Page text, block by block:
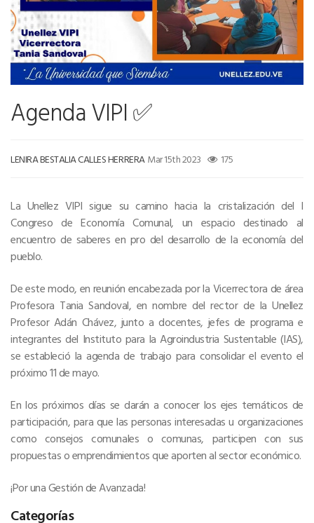
Agenda VIPI ✅
LENIRA BESTALIA CALLES HERRERA Mar 15th 2023 175
La Unellez VIPI sigue su camino hacia la cristalización del I
Congreso de Economía Comunal, un espacio destinado al
encuentro de saberes en pro del desarrollo de la economía del
pueblo.
De este modo, en reunión encabezada por la Vicerrectora de área
Profesora Tania Sandoval, en nombre del rector de la Unellez
Profesor Adán Chávez, junto a docentes, jefes de programa e
integrantes del Instituto para la Agroindustria Sustentable (IAS),
se estableció la agenda de trabajo para consolidar el evento el
próximo 11 de mayo.
En los próximos días se darán a conocer los ejes temáticos de
participación, para que las personas interesadas u organizaciones
como consejos comunales o comunas, participen con sus
propuestas o emprendimientos que aporten al sector económico.
¡Por una Gestión de Avanzada!
Categorías